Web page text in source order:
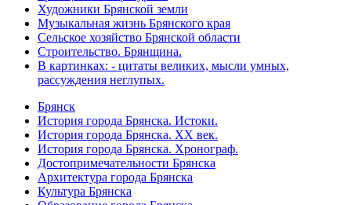
Художники Брянской земли
Музыкальная жизнь Брянского края
Сельское хозяйство Брянской области
Строительство. Брянщина.
В картинках: - цитаты великих, мысли умных,
рассуждения неглупых.
Брянск
История города Брянска. Истоки.
История города Брянска. XX век.
История города Брянска. Хронограф.
Достопримечательности Брянска
Архитектура города Брянска
Культура Брянска